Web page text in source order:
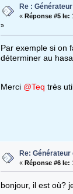
Re :
« Réponse #5 le:
»
Par exemple si on
déterminer au
Merci @Teq très
Re:
« Réponse #6 le:
bonjour, il est où?